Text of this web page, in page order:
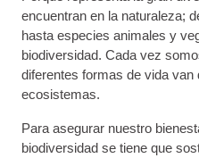
encuentran en la naturaleza;
hasta especies animales y
biodiversidad. Cada vez
diferentes formas de vida van
ecosistemas.
Para asegurar nuestro
biodiversidad se tiene que